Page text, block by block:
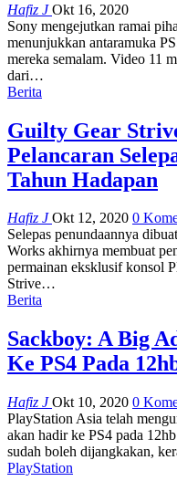
Hafiz JOkt 16, 2020
Sony mengejutkan ramai
menunjukkan antaramuka
mereka semalam. Video 11
dari…
Berita
Guilty Gear
Pelancaran
Tahun Hadapan
Hafiz JOkt 12, 2020 0
Selepas penundaannya
Works akhirnya membuat
permainan eksklusif konsol
Strive…
Berita
Sackboy: A Big
Ke PS4 Pada
Hafiz JOkt 10, 2020 0
PlayStation Asia telah
akan hadir ke PS4 pada
sudah boleh dijangkakan,
PlayStation